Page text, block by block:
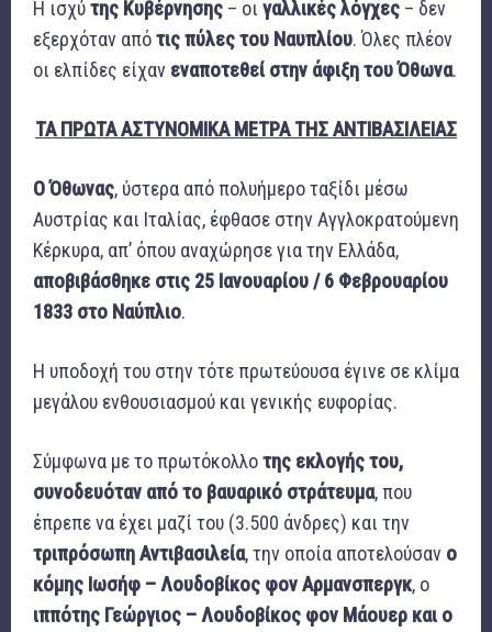
Η ισχύτης Κυβέρνησης – οι γαλλικές λόγχες – δεν
εξερχόταν απότις πύλες του Ναυπλίου. Όλες πλέον
οι ελπίδες είχαν εναποτεθεί στην άφιξη του Όθωνα.
ΤΑ ΠΡΩΤΑ ΑΣΤΥΝΟΜΙΚΑ ΜΕΤΡΑ ΤΗΣ ΑΝΤΙΒΑΣΙΛΕΙΑΣ
Ο Όθωνας, ύστερα από πολυήμερο ταξίδι μέσω
Αυστρίας και Ιταλίας, έφθασε στην Αγγλοκρατούμενη
Κέρκυρα, απ’ όπου αναχώρησε για την Ελλάδα,
αποβιβάσθηκε στις 25 Ιανουαρίου / 6 Φεβρουαρίου
1833 στο Ναύπλιο.
Η υποδοχή του στην τότε πρωτεύουσα έγινε σε κλίμα
μεγάλου ενθουσιασμού και γενικής ευφορίας.
Σύμφωνα με το πρωτόκολλοτης εκλογής του,
συνοδευόταν από το βαυαρικό στράτευμα, που
έπρεπε να έχει μαζί του (3.500 άνδρες) και την
τριπρόσωπη Αντιβασιλεία, την οποία αποτελούσαν ο
κόμης Ιωσήφ – Λουδοβίκος φον Αρμανσπεργκ, ο
ιππότης Γεώργιος – Λουδοβίκος φον Μάουερ και ο